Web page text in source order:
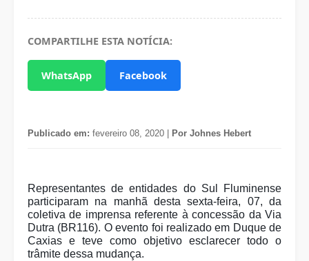
COMPARTILHE ESTA NOTÍCIA:
WhatsApp Facebook
Publicado em: fevereiro 08, 2020 | Por Johnes Hebert
Representantes de entidades do Sul Fluminense
participaram na manhã desta sexta-feira, 07, da
coletiva de imprensa referente à concessão da Via
Dutra (BR116). O evento foi realizado em Duque de
Caxias e teve como objetivo esclarecer todo o
trâmite dessa mudança.